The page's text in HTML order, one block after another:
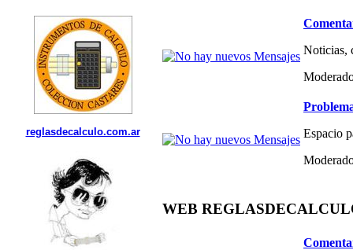
reglasdecalculo.com.ar
Noticias,
Espacio
WEB